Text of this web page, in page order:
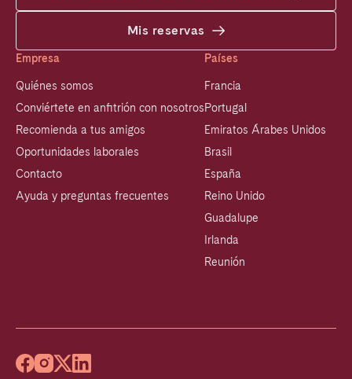
Mis reservas
Empresa
Quiénes somos
Conviértete en anfitrión con nosotros
Recomienda a tus amigos
Oportunidades laborales
Contacto
Ayuda y preguntas frecuentes
Países
Francia
Portugal
Emiratos Árabes Unidos
Brasil
España
Reino Unido
Guadalupe
Irlanda
Reunión